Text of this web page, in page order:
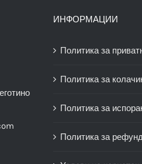
ИНФОРМАЦИИ
Политика за
Политика за
Политика за
Политика за